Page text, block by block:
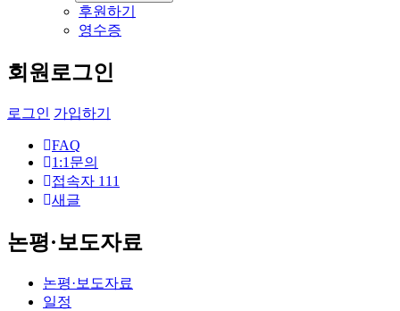
후원하기
영수증
회원로그인
로그인 가입하기
FAQ
1:1문의
접속자 111
새글
논평·보도자료
논평·보도자료
일정